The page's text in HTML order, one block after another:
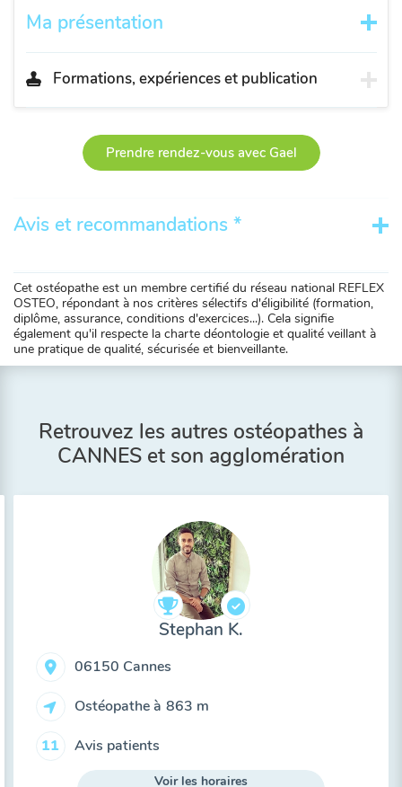
Ma présentation
Formations, expériences et publication
Prendre rendez-vous avec Gael
Avis et recommandations *
Cet ostéopathe est un membre certifié du réseau national REFLEX
OSTEO, répondant à nos critères sélectifs d'éligibilité (formation,
diplôme, assurance, conditions d'exercices...). Cela signifie
également qu'il respecte la charte déontologie et qualité veillant à
une pratique de qualité, sécurisée et bienveillante.
Retrouvez les autres ostéopathes à
CANNES et son agglomération
Stephan K.
06150 Cannes
Ostéopathe à 863 m
11 Avis patients
Voir les horaires